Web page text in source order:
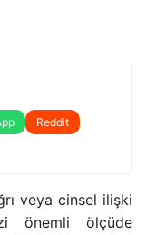
Reddit
veya cinsel ilişki
önemli ölçüde